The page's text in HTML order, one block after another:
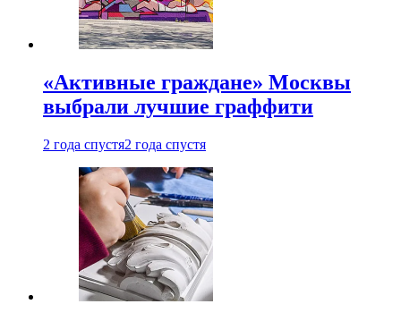
«Активные граждане» Москвы
выбрали лучшие граффити
2 года спустя2 года спустя